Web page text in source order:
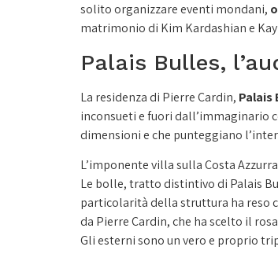
solito organizzare eventi mondani,
matrimonio di Kim Kardashian e
Palais Bulles,
La residenza di Pierre Cardin, Palais
inconsueti e fuori dall’immaginario
dimensioni e che punteggiano
L’imponente villa sulla Costa
Le bolle, tratto distintivo di Palais
particolarità della struttura ha reso
da Pierre Cardin, che ha scelto il
Gli esterni sono un vero e proprio